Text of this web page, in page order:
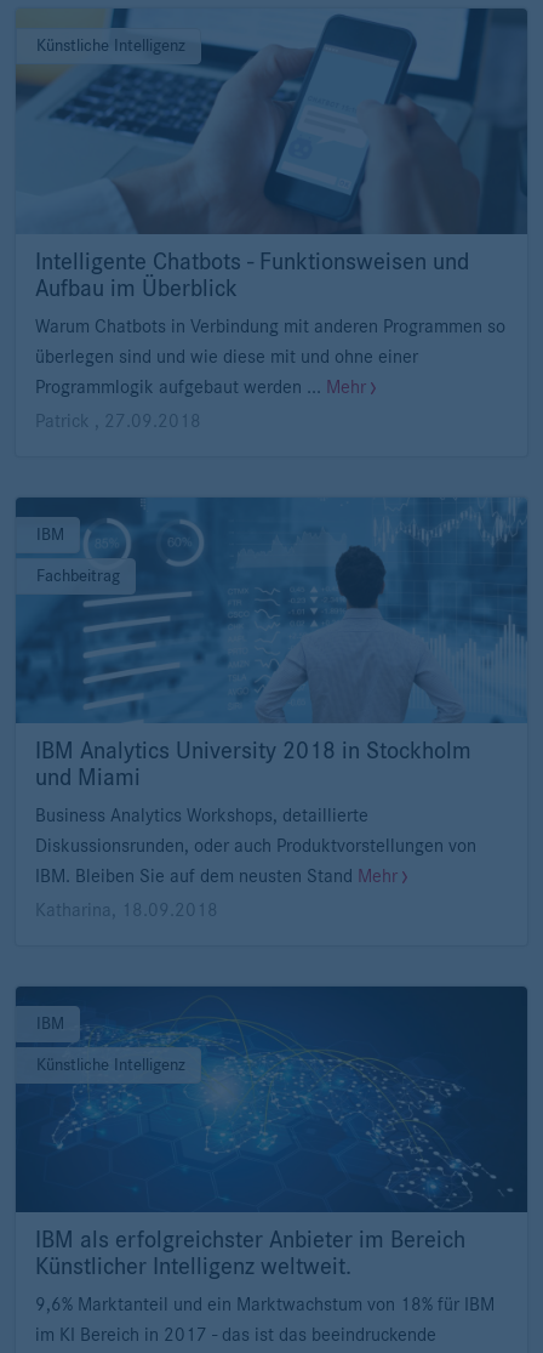
Künstliche Intelligenz
Intelligente Chatbots - Funktionsweisen und
Aufbau im Überblick
Warum Chatbots in Verbindung mit anderen Programmen so
überlegen sind und wie diese mit und ohne einer
Programmlogik aufgebaut werden ... Mehr
Patrick , 27.09.2018
IBM
Fachbeitrag
IBM Analytics University 2018 in Stockholm
und Miami
Business Analytics Workshops, detaillierte
Diskussionsrunden, oder auch Produktvorstellungen von
IBM. Bleiben Sie auf dem neusten Stand Mehr
Katharina
18.09.2018
IBM
Künstliche Intelligenz
IBM als erfolgreichster Anbieter im Bereich
Künstlicher Intelligenz weltweit.
9,6% Marktanteil und ein Marktwachstum von 18% für IBM
im KI Bereich in 2017 - das ist das beeindruckende